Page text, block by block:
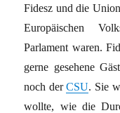
Fidesz und die
Europäischen
Parlament waren.
gerne gesehene
noch derCSU. Sie
wollte, wie die